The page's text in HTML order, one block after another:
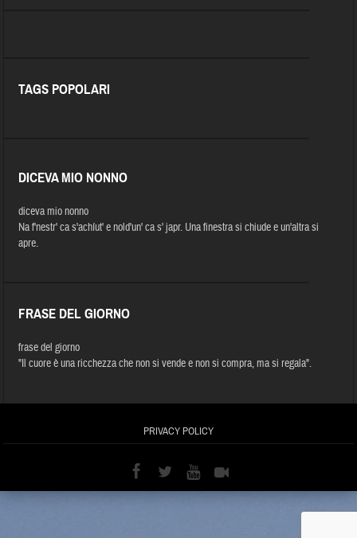
TAGS POPOLARI
DICEVA MIO NONNO
diceva mio nonno
Na f'nestr' ca s'achíut' e nold'un' ca s' japr. Una finestra si chiude e un'altra si
apre.
FRASE DEL GIORNO
frase del giorno
"Il cuore è una ricchezza che non si vende e non si compra, ma si regala".
PRIVACY POLICY